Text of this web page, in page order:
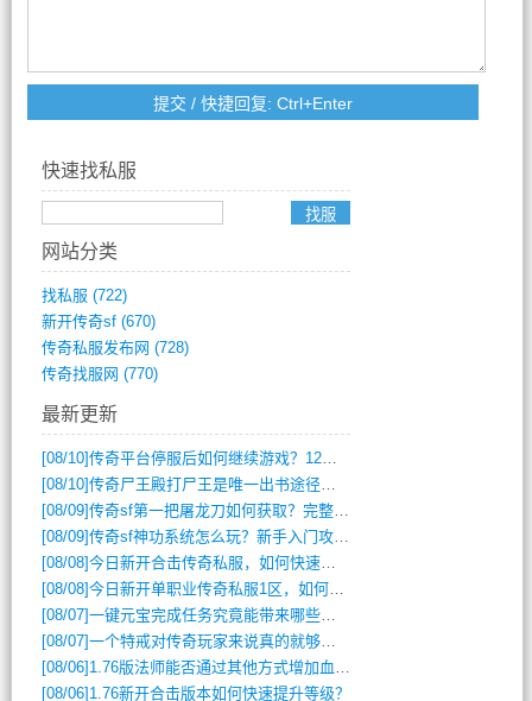
快速找私服
网站分类
找私服 (722)
新开传奇sf(670)
传奇私服发布网 (728)
传奇找服网 (770)
最新更新
[08/10]传奇平台停服后如何继续游戏？12月6日停服影响攻略吗？
[08/10]传奇尸王殿打尸王是唯一出书途径吗？
[08/09]传奇sf第一把屠龙刀如何获取？完整攻略揭秘
[08/09]传奇sf神功系统怎么玩？新手入门攻略全解析
[08/08]今日新开合击传奇私服，如何快速提升角色战力？
[08/08]今日新开单职业传奇私服1区，如何快速升级与获取顶级装备？
[08/07]一键元宝完成任务究竟能带来哪些超值优势？
[08/07]一个特戒对传奇玩家来说真的就够用了吗？
[08/06] 1.76版法师能否通过其他方式增加血量？
[08/06] 1.76新开合击版本如何快速提升等级？